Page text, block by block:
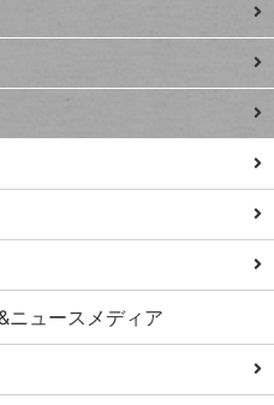
ニュースメディア